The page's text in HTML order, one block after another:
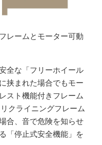
レームとモーター可動
全な「フリーホイール
挟まれた場合でもモー
スト機能付きフレーム
クライニングフレーム
合、音で危険を知らせ
「停止式安全機能」を